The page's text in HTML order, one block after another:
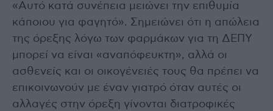
«Αυτό κατά συνέπεια μειώνει την επιθυμία
κάποιου για φαγητό». Σημειώνει ότι η απώλεια
της όρεξης λόγω των φαρμάκων για τη ΔΕΠΥ
μπορεί να είναι «αναπόφευκτη», αλλά οι
ασθενείς και οι οικογένειές τους θα πρέπει να
επικοινωνούν με έναν γιατρό όταν αυτές οι
αλλαγές στην όρεξη γίνονται διατροφικές